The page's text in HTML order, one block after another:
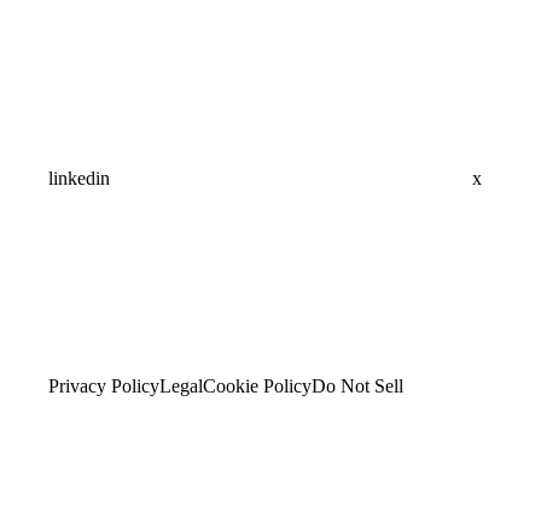
linkedin x
Privacy PolicyLegalCookie PolicyDo Not Sell